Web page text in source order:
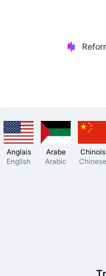
Anglais
English
Arabe
Arabic
Chinois
Chinese